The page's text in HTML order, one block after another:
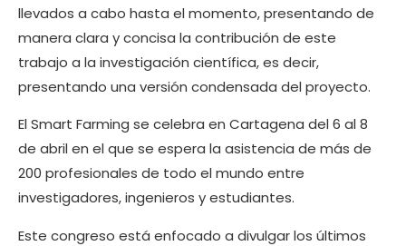
llevados a cabo hasta el momento, presentando de
manera clara y concisa la contribución de este
trabajo a la investigación científica, es decir,
presentando una versión condensada del proyecto.
El Smart Farming se celebra en Cartagena del 6 al 8
de abril en el que se espera la asistencia de más de
200 profesionales de todo el mundo entre
investigadores, ingenieros y estudiantes.
Este congreso está enfocado a divulgar los últimos